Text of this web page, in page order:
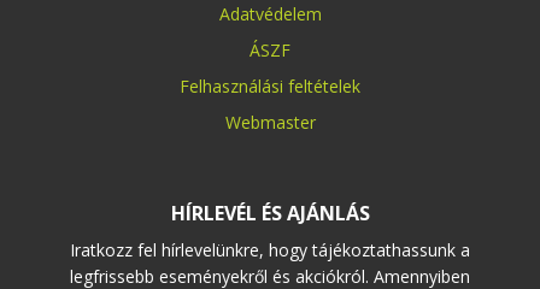
Adatvédelem
ÁSZF
Felhasználási feltételek
Webmaster
HÍRLEVÉL ÉS AJÁNLÁS
Iratkozz fel hírlevelünkre, hogy tájékoztathassunk a
legfrissebb eseményekről és akciókról. Amennyiben